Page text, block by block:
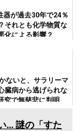
器が過去30年で24％
れとも化学物質な
化による影響？
ないと、サラリーマ
臓病から逃げられな
究で無慈悲に判明
… 謎の「すた